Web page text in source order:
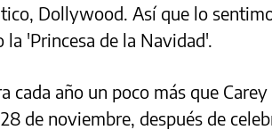
Dollywood. Así que lo
la 'Princesa de la Navidad'.
cada año un poco más que
de noviembre, después de